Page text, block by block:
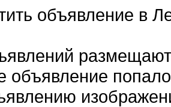
объявление в
объявление